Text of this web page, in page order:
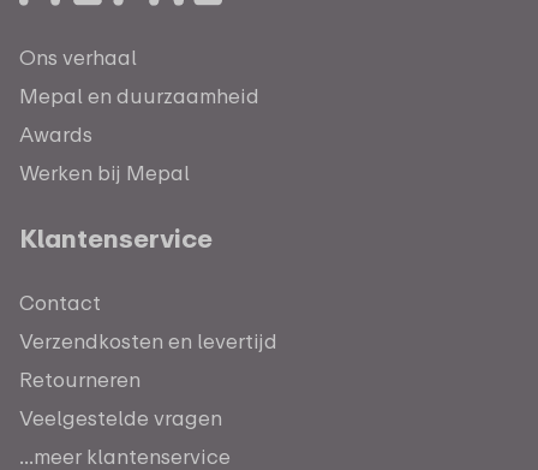
Ons verhaal
Mepal en duurzaamheid
Awards
Werken bij Mepal
Klantenservice
Contact
Verzendkosten en levertijd
Retourneren
Veelgestelde vragen
...meer klantenservice